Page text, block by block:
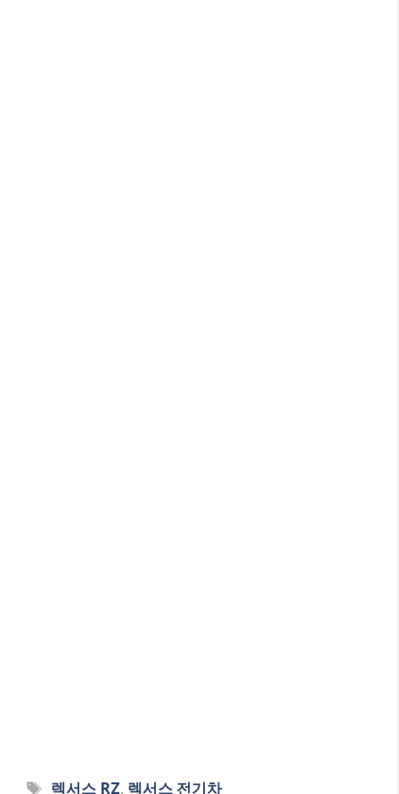
Tags
렉서스 RZ, 렉서스 전기차